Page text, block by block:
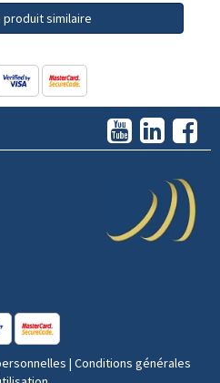
produit similaire
| Conditions générales